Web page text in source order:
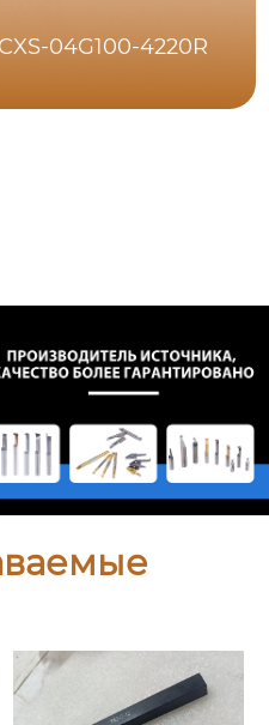
04G100-4220R